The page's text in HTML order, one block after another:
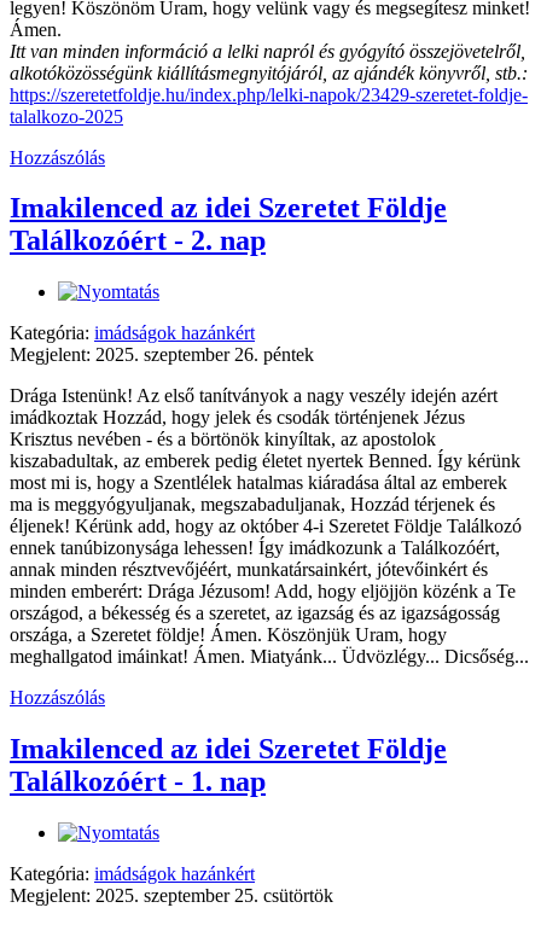
legyen! Köszönöm Uram, hogy velünk vagy és megsegítesz minket!
Ámen.
Itt van minden információ a lelki napról és gyógyító összejövetelről,
alkotóközösségünk kiállításmegnyitójáról, az ajándék könyvről, stb.:
https://szeretetfoldje.hu/index.php/lelki-napok/23429-szeretet-foldje-
talalkozo-2025
Hozzászólás
Imakilenced az idei Szeretet Földje
Találkozóért - 2. nap
Kategória: imádságok hazánkért
Megjelent: 2025. szeptember 26. péntek
Drága Istenünk! Az első tanítványok a nagy veszély idején azért
imádkoztak Hozzád, hogy jelek és csodák történjenek Jézus
Krisztus nevében - és a börtönök kinyíltak, az apostolok
kiszabadultak, az emberek pedig életet nyertek Benned. Így kérünk
most mi is, hogy a Szentlélek hatalmas kiáradása által az emberek
ma is meggyógyuljanak, megszabaduljanak, Hozzád térjenek és
éljenek! Kérünk add, hogy az október 4-i Szeretet Földje Találkozó
ennek tanúbizonysága lehessen! Így imádkozunk a Találkozóért,
annak minden résztvevőjéért, munkatársainkért, jótevőinkért és
minden emberért: Drága Jézusom! Add, hogy eljöjjön közénk a Te
országod, a békesség és a szeretet, az igazság és az igazságosság
országa, a Szeretet földje! Ámen. Köszönjük Uram, hogy
meghallgatod imáinkat! Ámen. Miatyánk... Üdvözlégy... Dicsőség...
Hozzászólás
Imakilenced az idei Szeretet Földje
Találkozóért - 1. nap
Kategória: imádságok hazánkért
Megjelent: 2025. szeptember 25. csütörtök